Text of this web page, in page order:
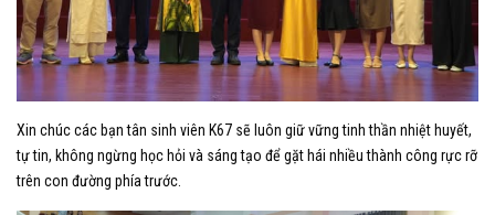
Xin chúc các bạn tân sinh viên K67 sẽ luôn giữ vững tinh thần nhiệt huyết,
tự tin, không ngừng học hỏi và sáng tạo để gặt hái nhiều thành công rực rỡ
trên con đường phía trước.